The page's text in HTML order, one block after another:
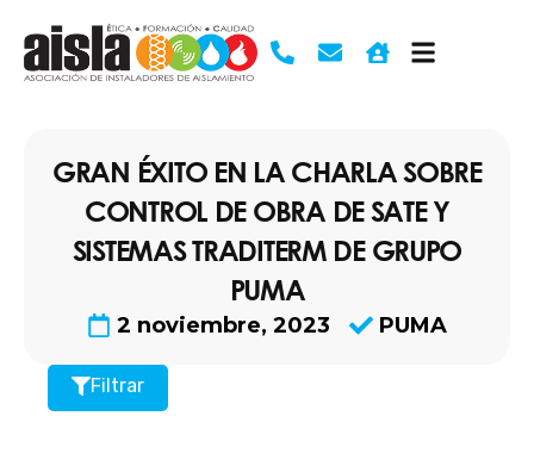
contenido
GRAN ÉXITO EN LA CHARLA SOBRE
CONTROL DE OBRA DE SATE Y
SISTEMAS TRADITERM DE GRUPO
PUMA
2 noviembre, 2023 PUMA
Filtrar